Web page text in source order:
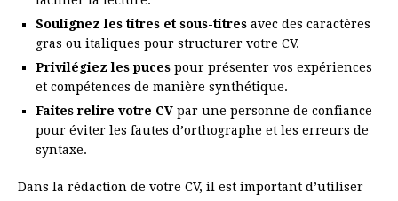
Soulignez les titres et sous-titres avec des caractères
gras ou italiques pour structurer votre CV.
Privilégiez les puces pour présenter vos expériences
et compétences de manière synthétique.
Faites relire votre CV par une personne de confiance
pour éviter les fautes d’orthographe et les erreurs de
syntaxe.
Dans la rédaction de votre CV, il est important d’utiliser